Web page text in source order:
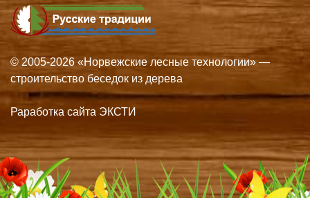
© 2005-2026 «Норвежские лесные технологии» —
строительство беседок из дерева
Раработка сайта ЭКСТИ